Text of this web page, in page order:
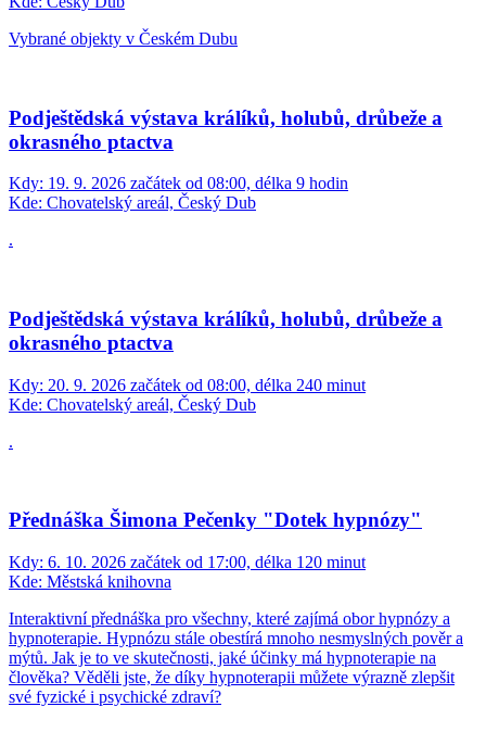
Vybrané objekty v Českém Dubu
Podještědská výstava králíků, holubů, drůbeže a
okrasného ptactva
Kdy: 19. 9. 2026 začátek od 08:00, délka 9 hodin
Kde: Chovatelský areál, Český Dub
.
Podještědská výstava králíků, holubů, drůbeže a
okrasného ptactva
Kdy: 20. 9. 2026 začátek od 08:00, délka 240 minut
Kde: Chovatelský areál, Český Dub
.
Přednáška Šimona Pečenky "Dotek hypnózy"
Kdy: 6. 10. 2026 začátek od 17:00, délka 120 minut
Kde: Městská knihovna
Interaktivní přednáška pro všechny, které zajímá obor hypnózy a
hypnoterapie. Hypnózu stále obestírá mnoho nesmyslných pověr a
mýtů. Jak je to ve skutečnosti, jaké účinky má hypnoterapie na
člověka? Věděli jste, že díky hypnoterapii můžete výrazně zlepšit
své fyzické i psychické zdraví?